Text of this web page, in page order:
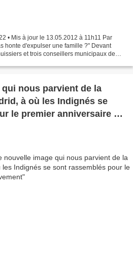
• Mis à jour le 13.05.2012 à 11h11 Par
honte d'expulser une famille ?" Devant
et trois conseillers municipaux de
nous parvient de la
à où les Indignés se
le premier anniversaire du